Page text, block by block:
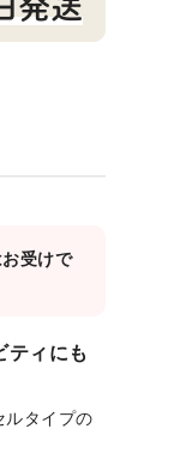
受けで
ティにも
ルタイプの